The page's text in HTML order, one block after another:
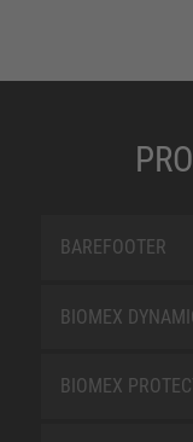
BAREFOOTER
BIOMEX
BIOMEX